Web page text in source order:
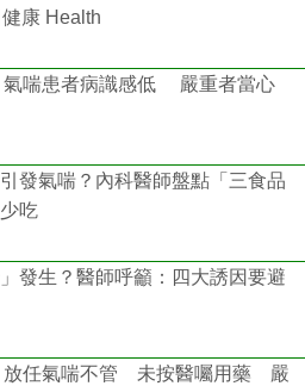
康 Health
氣喘患者病識感低 嚴重者當心
發氣喘？內科醫師盤點「三食品
吃
發生？醫師呼籲：四大誘因要避
放任氣喘不管 未按醫囑用藥 嚴